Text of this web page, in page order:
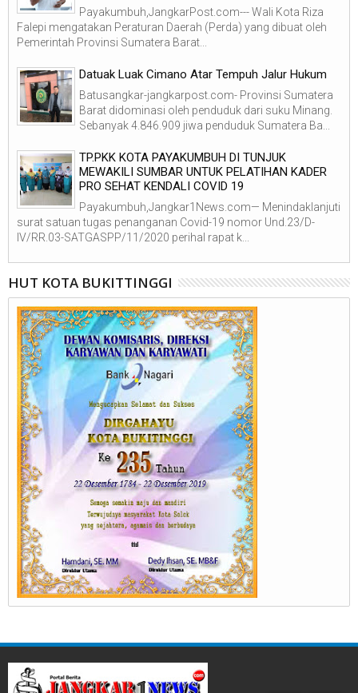
Payakumbuh,JangkarPost.com--- Wali Kota Riza
Falepi mengatakan Peraturan Daerah (Perda) yang dibuat oleh
Pemerintah Provinsi Sumatera Barat...
Datuak Luak Cimano Atar Tempuh Jalur Hukum
Batusangkar-jangkarpost.com- Provinsi Sumatera
Barat didominasi oleh penduduk dari suku Minang.
Sebanyak 4.846.909 jiwa penduduk Sumatera Ba...
TP.PKK KOTA PAYAKUMBUH DI TUNJUK
MEWAKILI SUMBAR UNTUK PELATIHAN KADER
PRO SEHAT KENDALI COVID 19
Payakumbuh,Jangkar1News.com— Menindaklanjuti
surat satuan tugas penanganan Covid-19 nomor Und.23/D-
IV/RR.03-SATGASPP/11/2020 perihal rapat k...
HUT KOTA BUKITTINGGI